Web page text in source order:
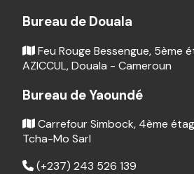
Bureau de Douala
Feu Rouge Bessengue, 5ème
AZICCUL, Douala - Cameroun
Bureau de Yaoundé
Carrefour Simbock, 4ème
Tcha-Mo Sarl
(+237) 243 526 139